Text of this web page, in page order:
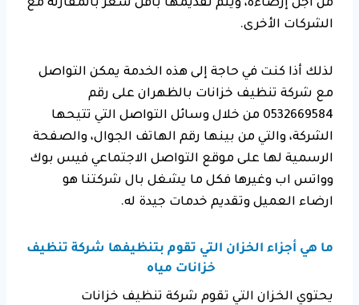
من أجل إرضاءه، ويتم تقديمها بأقل سعر بالمقارنة مع
الشركات الأخرى.
لذلك أذا كنت في حاجة إلى هذه الخدمة يمكن التواصل
مع شركة تنظيف خزانات بالظهران على رقم
0532669584 من خلال وسائل التواصل التي تتيحها
الشركة، والتي من بينها رقم الهاتف الجوال، والصفحة
الرسمية لها على موقع التواصل الاجتماعي فيس بوك
وواتس اب وغيرها فكل ما يشغل بال شركتنا هو
ارضاء العميل وتقديم خدمات جيدة له.
ما هي أجزاء الخزان التي تقوم بتنظيفها شركة تنظيف
خزانات مياه
يحتوي الخزان التي تقوم شركة تنظيف خزانات